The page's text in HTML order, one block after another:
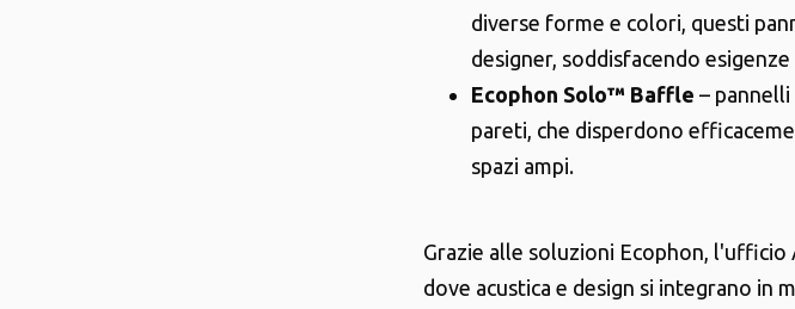
diverse forme e colori, questi
designer, soddisfacendo
Ecophon Solo™ Baffle –
pareti, che disperdono
spazi ampi.
Grazie alle soluzioni Ecophon,
dove acustica e design si integrano in